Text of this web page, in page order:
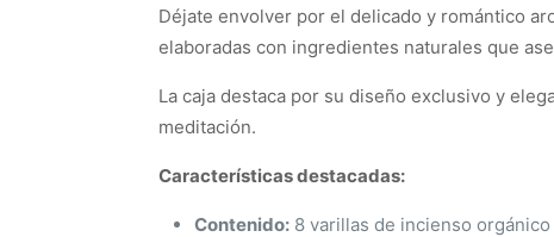
Déjate envolver por el delicado y romántico
elaboradas con ingredientes naturales que
La caja destaca por su diseño exclusivo y
meditación.
Características destacadas:
Contenido: 8 varillas de incienso